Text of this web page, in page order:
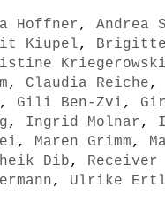
Hoffner, Andrea
Kiupel, Brigitte
Kriegerowski
, Claudia Reiche,
, Gili Ben-Zvi,
, Ingrid Molnar,
, Maren Grimm,
Dib,
, Ulrike Ertl